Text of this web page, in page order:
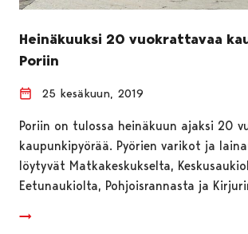
Heinäkuuksi 20 vuokrattavaa
Poriin
25 kesäkuun, 2019
Poriin on tulossa heinäkuun ajaksi 20
kaupunkipyörää. Pyörien varikot ja
löytyvät Matkakeskukselta,
Eetunaukiolta, Pohjoisrannasta ja